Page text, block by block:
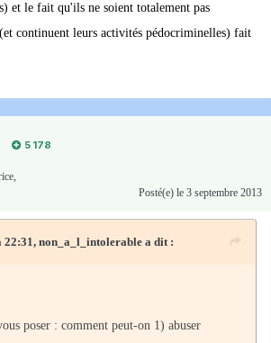
et le fait qu'ils ne soient totalement pas
continuent leurs activités pédocriminelles) fait
5 178
Posté(e) le 3 septembre 2013
22:31, non_a_l_intolerable a dit :
poser : comment peut-on 1) abuser